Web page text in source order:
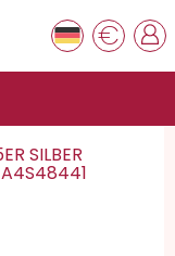
€
SILBER
A4S48441